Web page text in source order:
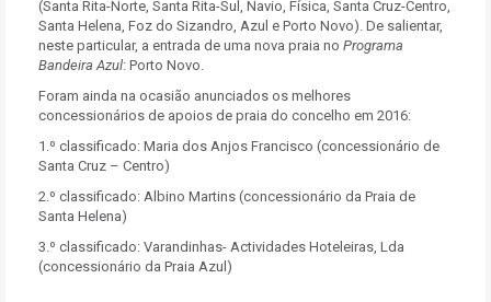
(Santa Rita-Norte, Santa Rita-Sul, Navio, Física, Santa Cruz-Centro,
Santa Helena, Foz do Sizandro, Azul e Porto Novo). De salientar,
neste particular, a entrada de uma nova praia no Programa
Bandeira Azul: Porto Novo.
Foram ainda na ocasião anunciados os melhores
concessionários de apoios de praia do concelho em 2016:
1.º classificado: Maria dos Anjos Francisco (concessionário de
Santa Cruz – Centro)
2.º classificado: Albino Martins (concessionário da Praia de
Santa Helena)
3.º classificado: Varandinhas- Actividades Hoteleiras, Lda
(concessionário da Praia Azul)